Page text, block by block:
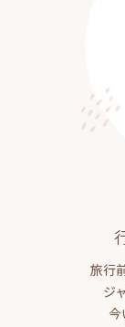
旅行
ジ